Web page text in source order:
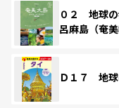
０２ 地球
呂麻島（奄
Ｄ１７ 地